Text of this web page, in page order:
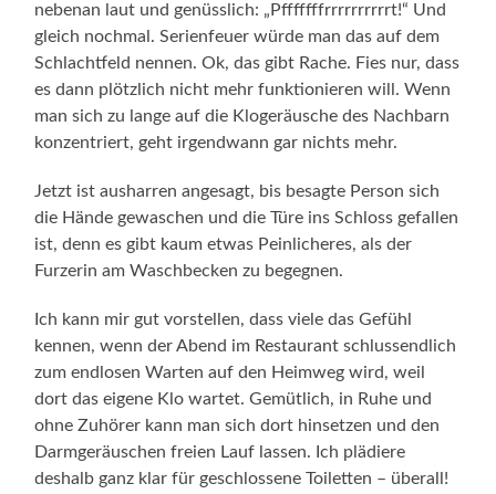
nebenan laut und genüsslich: „Pfffffffrrrrrrrrrrt!“ Und
gleich nochmal. Serienfeuer würde man das auf dem
Schlachtfeld nennen. Ok, das gibt Rache. Fies nur, dass
es dann plötzlich nicht mehr funktionieren will. Wenn
man sich zu lange auf die Klogeräusche des Nachbarn
konzentriert, geht irgendwann gar nichts mehr.
Jetzt ist ausharren angesagt, bis besagte Person sich
die Hände gewaschen und die Türe ins Schloss gefallen
ist, denn es gibt kaum etwas Peinlicheres, als der
Furzerin am Waschbecken zu begegnen.
Ich kann mir gut vorstellen, dass viele das Gefühl
kennen, wenn der Abend im Restaurant schlussendlich
zum endlosen Warten auf den Heimweg wird, weil
dort das eigene Klo wartet. Gemütlich, in Ruhe und
ohne Zuhörer kann man sich dort hinsetzen und den
Darmgeräuschen freien Lauf lassen. Ich plädiere
deshalb ganz klar für geschlossene Toiletten – überall!